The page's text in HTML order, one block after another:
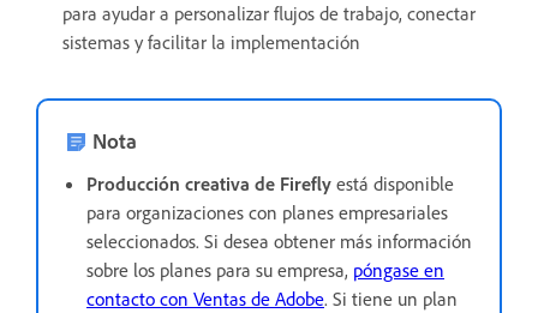
para ayudar a personalizar flujos de trabajo, conectar
sistemas y facilitar la implementación
Nota
Producción creativa de Firefly está disponible
para organizaciones con planes empresariales
seleccionados. Si desea obtener más información
sobre los planes para su empresa, póngase en
contacto con Ventas de Adobe. Si tiene un plan